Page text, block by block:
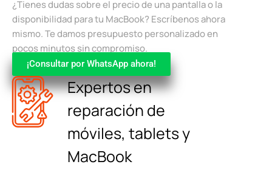
¿Tienes dudas sobre el precio de una pantalla o la
disponibilidad para tu MacBook? Escríbenos ahora
mismo. Te damos presupuesto personalizado en
pocos minutos sin compromiso.
¡Consultar por WhatsApp ahora!
Expertos en
reparación de
móviles, tablets y
MacBook